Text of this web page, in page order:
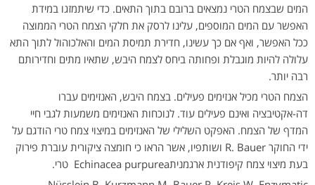
המים שבצמח הטרי נמצאים ברובם בתוך התאים. כדי שיתמזגו במידת
האפשר עם המים המוספים, עלינו לרסק את חלקי הצמח הטרי הממוצה
ככל האפשר, ואף אם כך עשינו, חדירת תמיסת המים והאלכוהול לתוך התא
עלולה להיות מוגבלת ופחותה ביחס לצמח היבש, שתאיו מתים וחדירותם
רבה יותר.
הצמח הטרי מכיל אנזימים פעילים. בצמח היבש, האנזימים עברו
דה-אקטיבציה ואינם פעילים עוד. לנוכחות האנזימים משמעות לגבי חיי
המדף של הצמח. האפקט השלילי של האנזימים במיצוי צמח טרי הודגם על
ידי החוקר R. Bauer ושותפיו, אשר הראו כי חומצה ציקורית עוברת פירוק
בעת מיצוי צמח קיפודנית ארגמניתEchinacea purpurea טרי.